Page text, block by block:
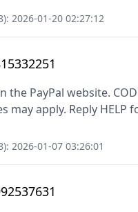
2026-01-20 02:27:12
the PayPal website.
may apply. Reply HELP
2026-01-07 03:26:01